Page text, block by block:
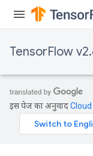
TensorFlow
इस पेज का अनुवाद